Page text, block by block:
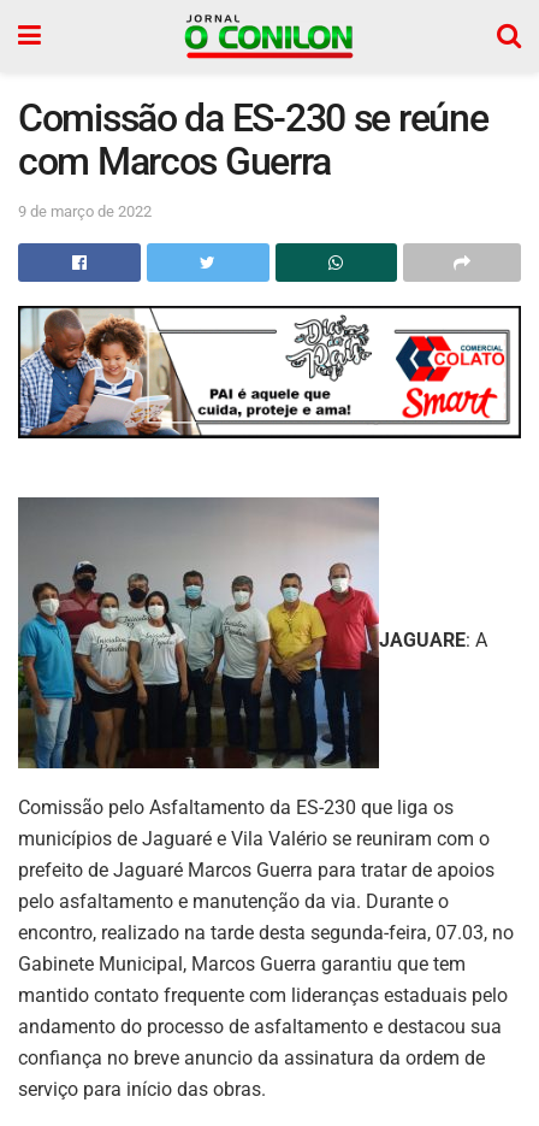
Comissão da ES-230 se reúne
com Marcos Guerra
9 de março de 2022
JAGUARE: A
Comissão pelo Asfaltamento da ES-230 que liga os
municípios de Jaguaré e Vila Valério se reuniram com o
prefeito de Jaguaré Marcos Guerra para tratar de apoios
pelo asfaltamento e manutenção da via. Durante o
encontro, realizado na tarde desta segunda-feira, 07.03, no
Gabinete Municipal, Marcos Guerra garantiu que tem
mantido contato frequente com lideranças estaduais pelo
andamento do processo de asfaltamento e destacou sua
confiança no breve anuncio da assinatura da ordem de
serviço para início das obras.